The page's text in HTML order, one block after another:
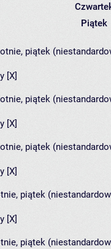
Piątek
piątek
[X]
piątek
[X]
piątek
[X]
piątek
[X]
piątek